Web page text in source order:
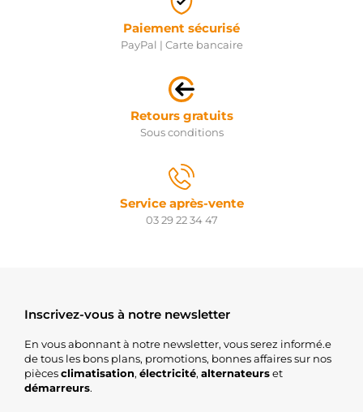
Paiement sécurisé
PayPal | Carte bancaire
Retours gratuits
Sous conditions
Service après-vente
03 29 22 34 47
Inscrivez-vous à notre newsletter
En vous abonnant à notre newsletter, vous serez informé.e
de tous les bons plans, promotions, bonnes affaires sur nos
piècesclimatisation, électricité, alternateurset
démarreurs.